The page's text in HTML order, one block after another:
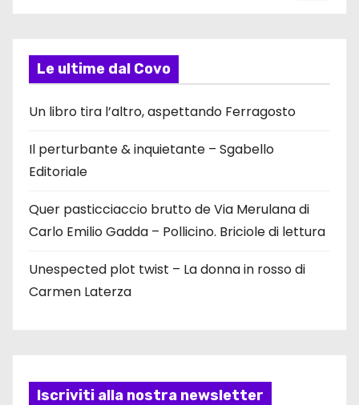
Le ultime dal Covo
Un libro tira l’altro, aspettando Ferragosto
Il perturbante & inquietante – Sgabello
Editoriale
Quer pasticciaccio brutto de Via Merulana di
Carlo Emilio Gadda – Pollicino. Briciole di lettura
Unespected plot twist – La donna in rosso di
Carmen Laterza
Iscriviti alla nostra newsletter